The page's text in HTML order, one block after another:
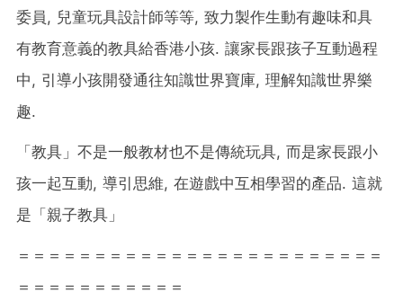
委員, 兒童玩具設計師等等, 致力製作生動有趣味和具
有教育意義的教具給香港小孩. 讓家長跟孩子互動過程
中, 引導小孩開發通往知識世界寶庫, 理解知識世界樂
趣.
「教具」不是一般教材也不是傳統玩具, 而是家長跟小
孩一起互動, 導引思維, 在遊戲中互相學習的產品. 這就
是「親子教具」
＝＝＝＝＝＝＝＝＝＝＝＝＝＝＝＝＝＝＝＝＝＝＝＝
＝＝＝＝＝＝＝＝＝＝＝